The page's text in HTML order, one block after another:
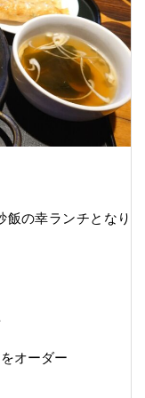
飯の幸ランチとなり
オーダー